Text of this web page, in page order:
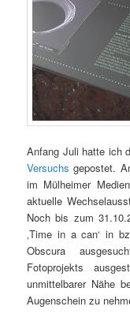
Anfang Juli hatte ich
Versuchs gepostet.
im Mülheimer
aktuelle
Noch bis zum
‚Time in a can‘ in
Obscura
Fotoprojekts
unmittelbarer Nähe
Augenschein zu